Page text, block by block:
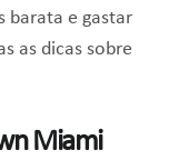
barata e gastar
as dicas sobre
Miami